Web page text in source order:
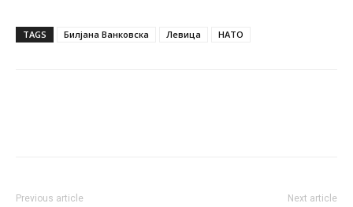
TAGS Билјана Ванковска Левица НАТО
Previous article Next article